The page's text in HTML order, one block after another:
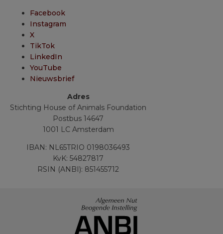
Facebook
Instagram
X
TikTok
LinkedIn
YouTube
Nieuwsbrief
Adres
Stichting House of Animals Foundation
Postbus 14647
1001 LC Amsterdam
IBAN: NL65TRIO 0198036493
KvK: 54827817
RSIN (ANBI): 851455712